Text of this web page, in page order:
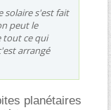
solaire s'est fait
peut le
tout ce qui
arrangé
planétaires